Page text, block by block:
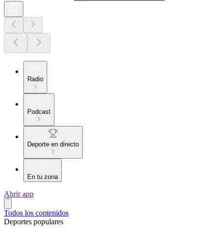
Radio
Podcast
Deporte en directo
En tu zona
Abrir app
Todos los contenidos
Deportes populares